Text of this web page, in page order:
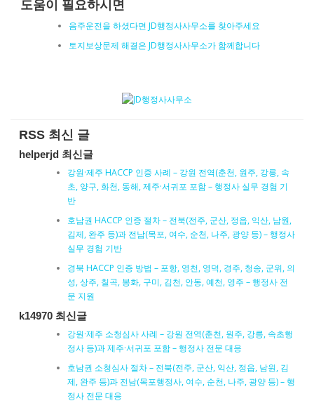
도움이 필요하시면
음주운전을 하셨다면 JD행정사사무소를 찾아주세요
토지보상문제 해결은 JD행정사사무소가 함께합니다
RSS 최신 글
helperjd 최신글
강원·제주 HACCP 인증 사례 – 강원 전역(춘천, 원주, 강릉, 속
초, 양구, 화천, 동해, 제주·서귀포 포함 – 행정사 실무 경험 기
반
호남권 HACCP 인증 절차 – 전북(전주, 군산, 정읍, 익산, 남원,
김제, 완주 등)과 전남(목포, 여수, 순천, 나주, 광양 등) – 행정사
실무 경험 기반
경북 HACCP 인증 방법 – 포항, 영천, 영덕, 경주, 청송, 군위, 의
성, 상주, 칠곡, 봉화, 구미, 김천, 안동, 예천, 영주 – 행정사 전
문 지원
k14970 최신글
강원·제주 소청심사 사례 – 강원 전역(춘천, 원주, 강릉, 속초행
정사 등)과 제주·서귀포 포함 – 행정사 전문 대응
호남권 소청심사 절차 – 전북(전주, 군산, 익산, 정읍, 남원, 김
제, 완주 등)과 전남(목포행정사, 여수, 순천, 나주, 광양 등) – 행
정사 전문 대응